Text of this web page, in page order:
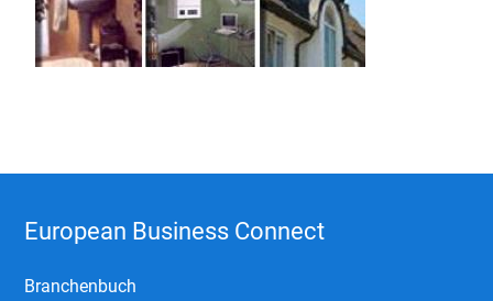
European Business Connect
Branchenbuch